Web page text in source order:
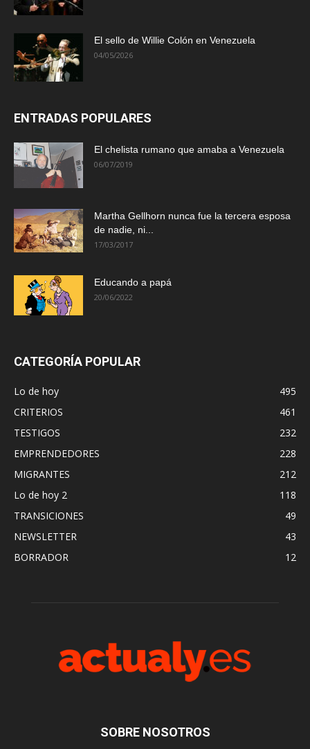
El sello de Willie Colón en Venezuela
04/05/2026
ENTRADAS POPULARES
El chelista rumano que amaba a Venezuela
06/07/2019
Martha Gellhorn nunca fue la tercera esposa
de nadie, ni...
17/03/2017
Educando a papá
20/06/2022
CATEGORÍA POPULAR
Lo de hoy
495
CRITERIOS
461
TESTIGOS
232
EMPRENDEDORES
228
MIGRANTES
212
Lo de hoy 2
118
TRANSICIONES
49
NEWSLETTER
43
BORRADOR
12
SOBRE NOSOTROS